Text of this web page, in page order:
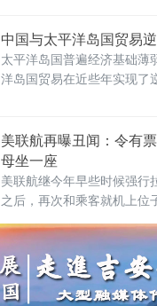
中国与太平洋岛国贸易
太平洋岛国普遍经济基础薄
洋岛国贸易在近些年实现了
美联航再曝丑闻：令有
母坐一座
美联航继今年早些时候强行
之后，再次和乘客就机上位
将儿子的座位给了一名候补
亲被迫将孩子放在腿上抱着